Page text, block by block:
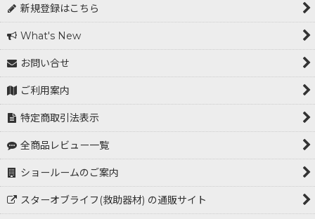
新規登録はこちら
What's New
お問い合せ
ご利用案内
特定商取引法表示
全商品レビュー一覧
ショールームのご案内
スターオブライフ(救助器材) の通販サイト